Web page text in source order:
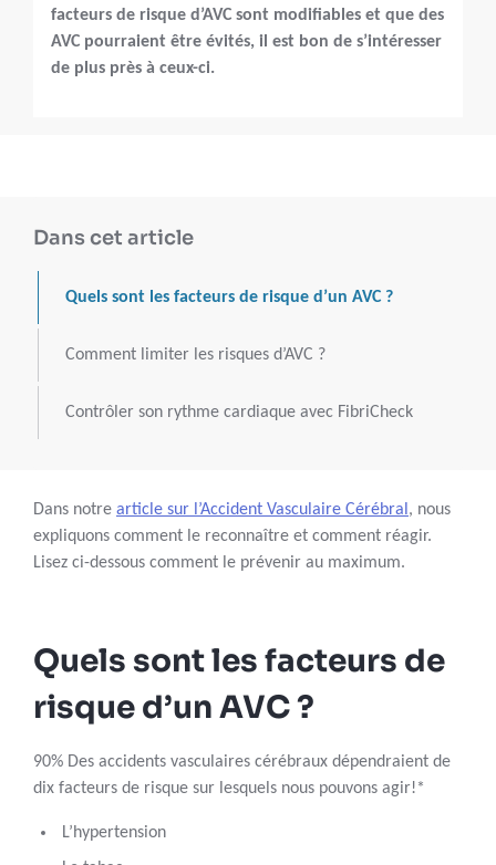
facteurs de risque d’AVC sont modifiables et que des
AVC pourraient être évités, il est bon de s’intéresser
de plus près à ceux-ci.
Dans cet article
Quels sont les facteurs de risque d’un AVC ?
Comment limiter les risques d’AVC ?
Contrôler son rythme cardiaque avec FibriCheck
Dans notre article sur l’Accident Vasculaire Cérébral, nous
expliquons comment le reconnaître et comment réagir.
Lisez ci-dessous comment le prévenir au maximum.
Quels sont les facteurs de
risque d’un AVC ?
90% Des accidents vasculaires cérébraux dépendraient de
dix facteurs de risque sur lesquels nous pouvons agir!*
L’hypertension